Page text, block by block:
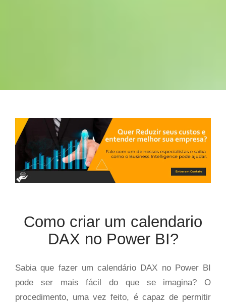
Como criar um calendario
DAX no Power BI?
Sabia que fazer um calendário DAX no Power BI
pode ser mais fácil do que se imagina? O
procedimento, uma vez feito, é capaz de permitir